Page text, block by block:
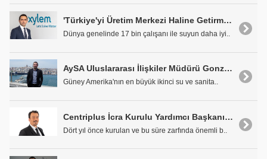
'Türkiye'yi Üretim Merkezi Haline Getirmeyi Hedefliyoruz'
Dünya genelinde 17 bin çalışanı ile suyun daha iyi..
AySA Uluslararası İlişkiler Müdürü Gonzalo Germán Meschengieser: "Gelişmekte Olan Ülkeler Daha Fazla İşbirliği İçinde Olmalı"
Güney Amerika'nın en büyük ikinci su ve sanita..
Centriplus İcra Kurulu Yardımcı Başkanı Mehmet Egeli: "Önceliğimiz Global Bir Firma Haline Gelmek"
Dört yıl önce kurulan ve bu süre zarfında önemli b..